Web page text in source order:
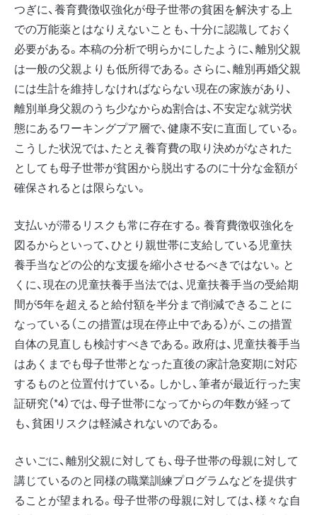
つぎに、養育費徴収強化が母子世帯の貧困を解決する上
での万能薬とはなりえないことも、十分に認識しておく
必要がある。本稿の分析で明らかにしたように、離別父親
は一般の父親よりも低所得である。さらに、離別再婚父親
には生計を維持しなければならない現在の家族があり、
離別単身父親のうち少なからぬ割合は、不安定な就労状
態にあるワーキングプア層で、健康不安に直面している。
こうした状況では、たとえ養育費の取り決めがなされた
としても母子世帯が貧困から脱出するのに十分な金額が
確保されるとは限らない。
支払いが滞るリスクも常に存在する。養育費徴収強化を
図るからといって、ひとり親世帯に支給している児童扶
養手当などの公的な支援を縮小させるべきではない。と
くに、現在の児童扶養手当法では、児童扶養手当の受給期
間が5年を超えると給付額を半分まで削減できることに
なっている（この措置は現在停止中である）が、この措置
自体の見直しも検討すべきである。政府は、児童扶養手当
はあくまでも母子世帯となった直後の家計急変期に対応
するものと位置付けている。しかし、筆者が最近行った実
証研究（*4）では、母子世帯になってからの年数が経って
も、貧困リスクは軽減されないのである。
さいごに、離別父親に対しても、母子世帯の母親に対して
講じているのと同様の職業訓練プログラムなどを提供す
ることが望まれる。母子世帯の母親に対しては、様々な自